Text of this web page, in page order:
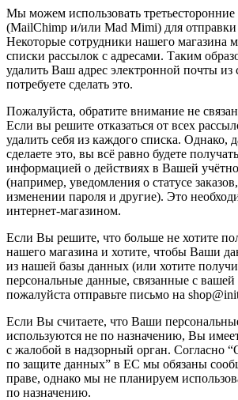
Мы можем использовать
(MailChimp и/или Mad Mimi) для отправки
Некоторые сотрудники нашего магазина
списки рассылок с адресами. Таким
удалить Ваш адрес электронной почты
потребуете сделать это.
Пожалуйста, обратите внимание не
Если вы решите отказаться от всех
удалить себя из каждого списка. Однако,
сделаете это, вы всё равно будете
информацией о действиях в Вашей
(например, уведомления о статусе
изменении пароля и другие). Это
интернет-магазином.
Если Вы решите, что больше не хотите
нашего магазина и хотите, чтобы Ваши
из нашей базы данных (или хотите
персональные данные, связанные с
пожалуйста отправьте письмо на
Если Вы считаете, что Ваши
используются не по назначению, Вы
с жалобой в надзорный орган. Согласно
по защите данных” в ЕС мы обязаны
праве, однако мы не планируем
по назначению.